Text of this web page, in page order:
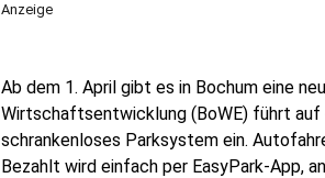
Anzeige
Ab dem 1. April gibt es in Bochum eine
Wirtschaftsentwicklung (BoWE) führt
schrankenloses Parksystem ein.
Bezahlt wird einfach per EasyPark-App,